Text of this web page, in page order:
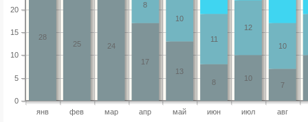
янв фев мар апр май июн июл авг
0
5
10
15
20
7
10
8
13
17
24
25
28
10
12
11
10
8